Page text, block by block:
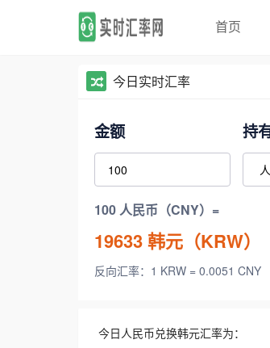
首页
今日实时汇率
金额 持
100 人民币（CNY）=
19633韩元（KRW）
反向汇率：1 KRW = 0.0051 CNY
今日人民币兑换韩元汇率为：